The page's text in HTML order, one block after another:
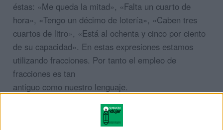
éstas: «Me queda la mitad», «Falta un cuarto de
hora», «Tengo un décimo de lotería», «Caben tres
cuartos de litro», «Está al ochenta y cinco por ciento
de su capacidad». En estas expresiones estamos
utilizando fracciones. Por tanto el empleo de
fracciones es tan
antiguo como nuestro lenguaje.